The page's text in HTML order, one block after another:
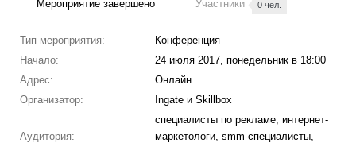
Мероприятие завершено Участники 0 чел.
Тип мероприятия:
Конференция
Начало:
24 июля 2017, понедельник в 18:00
Адрес:
Онлайн
Организатор:
Ingate и Skillbox
Аудитория:
специалисты по рекламе, интернет-
маркетологи, smm-специалисты,